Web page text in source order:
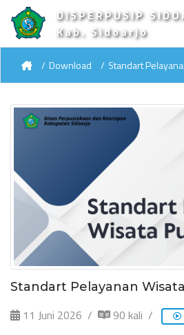
DISPERPUSIP
Kab. Sidoarjo
Download Standart
Standart Pelayanan
11 Juni 2026
90 kali